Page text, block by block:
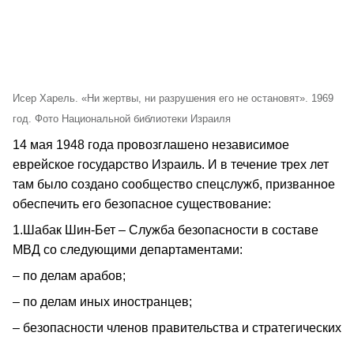
Исер Харель. «Ни жертвы, ни разрушения его не остановят». 1969
год. Фото Национальной библиотеки Израиля
14 мая 1948 года провозглашено независимое
еврейское государство Израиль. И в течение трех лет
там было создано сообщество спецслужб, призванное
обеспечить его безопасное существование:
1.Шабак Шин-Бет – Служба безопасности в составе
МВД со следующими департаментами:
– по делам арабов;
– по делам иных иностранцев;
– безопасности членов правительства и стратегических